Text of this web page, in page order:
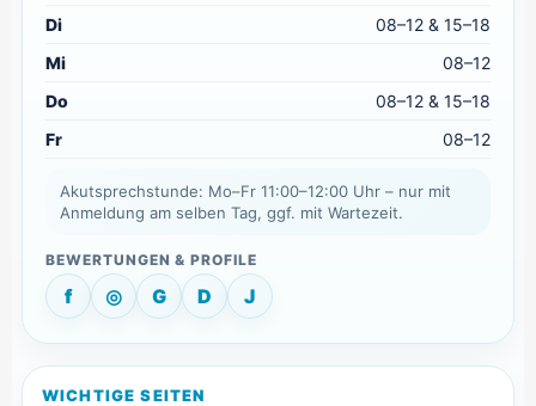
Di
08–12 & 15–18
Mi
08–12
Do
08–12 & 15–18
Fr
08–12
Akutsprechstunde: Mo–Fr 11:00–12:00 Uhr – nur mit
Anmeldung am selben Tag, ggf. mit Wartezeit.
f ◎ G D J
WICHTIGE SEITEN